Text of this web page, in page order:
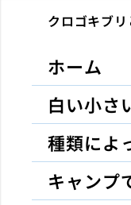
クロゴキブ
ホーム
白い小さ
種類によ
キャンプ